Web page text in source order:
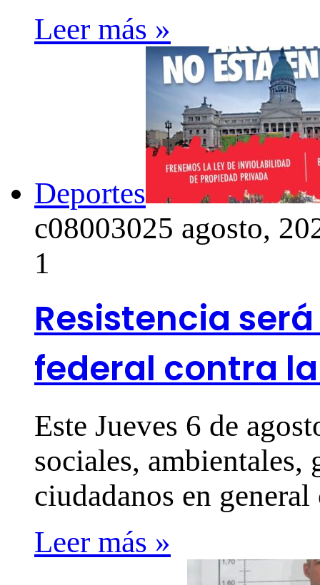
Leer más »
Deportes
c08003025 agosto,
1
Resistencia
federal contra
Este Jueves 6 de
sociales, ambientales,
ciudadanos en
Leer más »